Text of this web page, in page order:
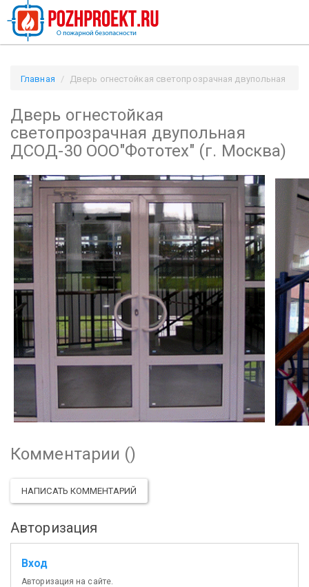
Главная
Дверь огнестойкая светопрозрачная двупольная
Дверь огнестойкая
светопрозрачная двупольная
ДСОД-30 ООО"Фототех" (г. Москва)
Комментарии ()
НАПИСАТЬ КОММЕНТАРИЙ
Авторизация
Вход
Авторизация на сайте.